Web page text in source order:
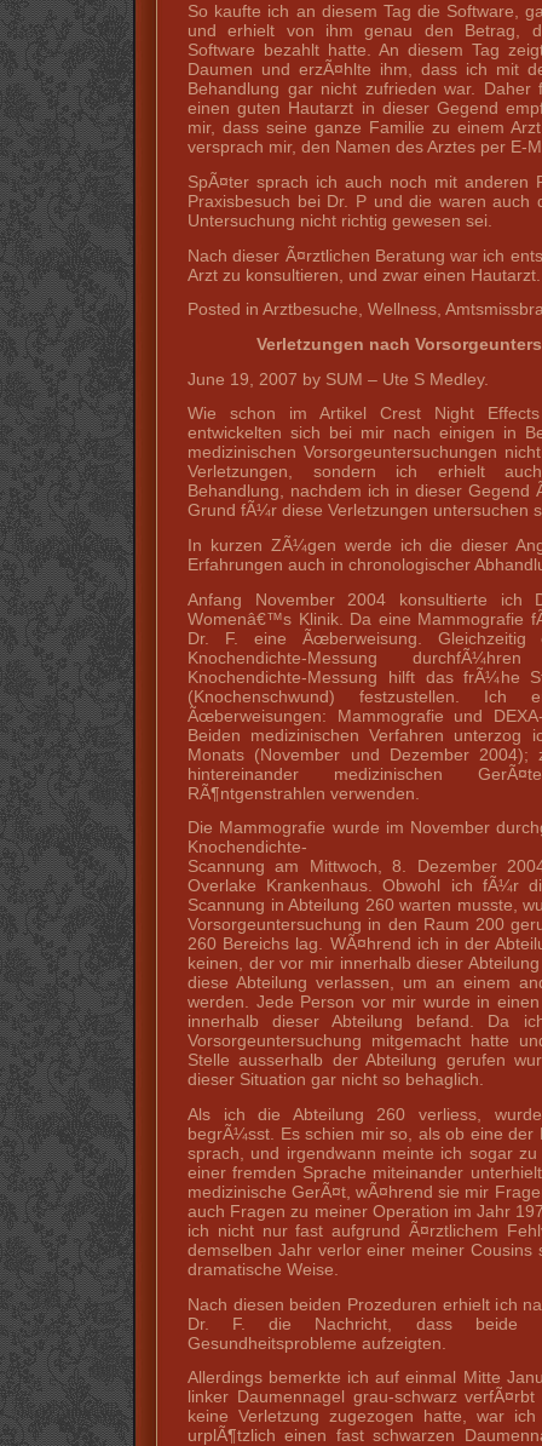
So kaufte ich an diesem Tag die Software,
und erhielt von ihm genau den Betrag,
Software bezahlt hatte. An diesem Tag
Daumen und erzÃ¤hlte ihm, dass ich mit
Behandlung gar nicht zufrieden war.
einen guten Hautarzt in dieser Gegend
mir, dass seine ganze Familie zu einem
versprach mir, den Namen des Arztes per E-
SpÃ¤ter sprach ich auch noch mit anderen
Praxisbesuch bei Dr. P und die waren auch
Untersuchung nicht richtig gewesen sei.
Nach dieser Ã¤rztlichen Beratung war ich
Arzt zu konsultieren, und zwar einen Hautarzt.
Posted in Arztbesuche, Wellness,
Verletzungen nach
June 19, 2007 by SUM – Ute S Medley.
Wie schon im Artikel Crest Night
entwickelten sich bei mir nach einigen in
medizinischen Vorsorgeuntersuchungen
Verletzungen, sondern ich erhielt
Behandlung, nachdem ich in dieser Gegend
Grund fÃ¼r diese Verletzungen untersuchen
In kurzen ZÃ¼gen werde ich die dieser
Erfahrungen auch in chronologischer
Anfang November 2004 konsultierte ich
Womenâ€™s Klinik. Da eine Mammografie
Dr. F. eine Ãœberweisung.
Knochendichte-Messung
Knochendichte-Messung hilft das frÃ¼he
(Knochenschwund) festzustellen.
Ãœberweisungen: Mammografie und
Beiden medizinischen Verfahren unterzog
Monats (November und Dezember 2004);
hintereinander medizinischen
RÃ¶ntgenstrahlen verwenden.
Die Mammografie wurde im November
Knochendichte-
Scannung am Mittwoch, 8. Dezember
Overlake Krankenhaus. Obwohl ich fÃ¼r
Scannung in Abteilung 260 warten musste,
Vorsorgeuntersuchung in den Raum 200
260 Bereichs lag. WÃ¤hrend ich in der
keinen, der vor mir innerhalb dieser
diese Abteilung verlassen, um an einem
werden. Jede Person vor mir wurde in
innerhalb dieser Abteilung befand. Da
Vorsorgeuntersuchung mitgemacht hatte
Stelle ausserhalb der Abteilung gerufen
dieser Situation gar nicht so behaglich.
Als ich die Abteilung 260 verliess,
begrÃ¼sst. Es schien mir so, als ob eine der
sprach, und irgendwann meinte ich sogar
einer fremden Sprache miteinander
medizinische GerÃ¤t, wÃ¤hrend sie mir
auch Fragen zu meiner Operation im Jahr
ich nicht nur fast aufgrund Ã¤rztlichem
demselben Jahr verlor einer meiner Cousins
dramatische Weise.
Nach diesen beiden Prozeduren erhielt ich
Dr. F. die Nachricht, dass beide
Gesundheitsprobleme aufzeigten.
Allerdings bemerkte ich auf einmal Mitte
linker Daumennagel grau-schwarz
keine Verletzung zugezogen hatte, war
urplÃ¶tzlich einen fast schwarzen